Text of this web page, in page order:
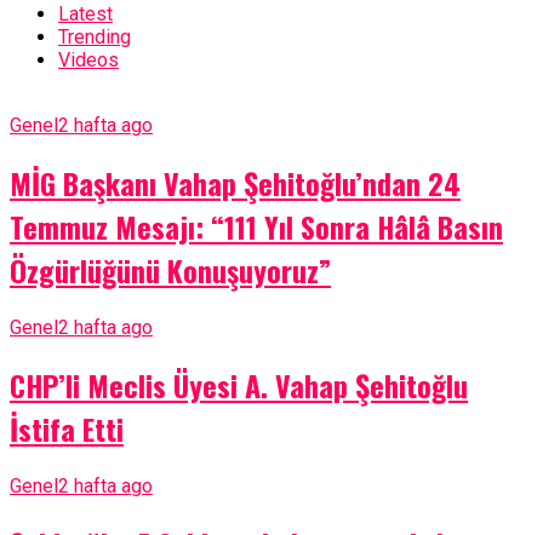
Latest
Trending
Videos
Genel 2 hafta ago
MİG Başkanı Vahap Şehitoğlu’ndan 24
Temmuz Mesajı: “111 Yıl Sonra Hâlâ Basın
Özgürlüğünü Konuşuyoruz”
Genel 2 hafta ago
CHP’li Meclis Üyesi A. Vahap Şehitoğlu
İstifa Etti
Genel2 hafta ago